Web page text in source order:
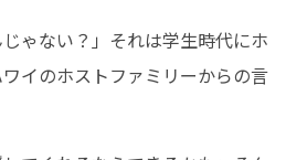
じゃない？」それは学生時代にホ
イのホストファミリーからの言